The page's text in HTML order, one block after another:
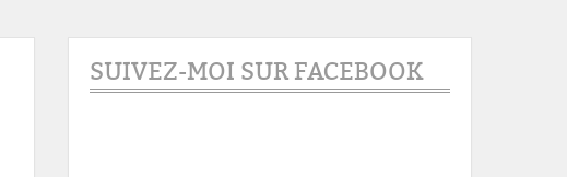
SUIVEZ-MOI SUR FACEBOOK